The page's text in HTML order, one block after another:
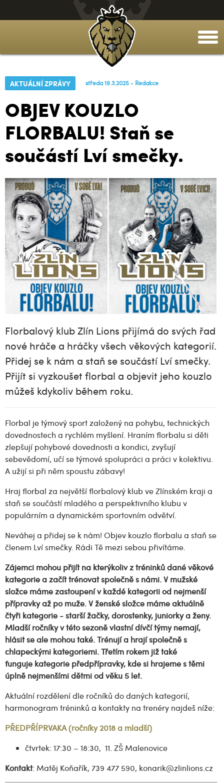
AKTUÁLNÍ ZPRÁVY středa 19.3.2025 - Redakce
OBJEV KOUZLO
FLORBALU! Staň se
součástí Lví smečky.
Florbalový klub Zlín Lions přijímá do svých řad
nové hráče a hráčky všech věkových kategorií.
Přidej se k nám a staň se součástí Lví smečky.
Přijít si vyzkoušet florbal a objevit jeho kouzlo
můžeš kdykoliv během roku.
Florbal je týmový sport založený na pohybu, technických
dovednostech a rychlém myšlení. Hraním florbalu si děti
zlepšují pohybové dovednosti a kondici, zvyšují
sebevědomí, učí se týmové spolupráci a práci v kolektivu.
A užijí si při něm spoustu zábavy!
Hraj florbal za největší florbalový klub ve Zlínském kraji a
staň se součástí mladého a perspektivního klubu v
populárním a dynamickém sportovním odvětví.
Neváhej a přidej se k nám! Objev kouzlo florbalu a staň se
členem Lví smečky. Rádi Tě mezi sebou přivítáme.
Zájemci mohou přijít na kterýkoliv z tréninků dané věkové
kategorie a začít trénovat společně s námi. V mužské
složce máme zastoupení v každé kategorii od nejmenší
přípravky až po muže. V ženské složce máme aktuálně
čtyři kategorie - starší žačky, dorostenky, juniorky a ženy.
Mladší ročníky v této sezoně vlastní dívčí týmy nemají,
hlásit se ale mohou také. Trénují a hrají společně s
chlapeckými kategoriemi. Třetím rokem již také
funguje kategorie předpřípravky, kde si hrajeme s těmi
úplně nejmenšími dětmi od věku 5 let.
Aktuální rozdělení dle ročníků do daných kategorií,
harmonogram tréninků a kontakty na trenéry najdeš níže:
PŘEDPŘÍPRVAKA (ročníky 2018 a mladší)
čtvrtek: 17:30 – 18:30, 11. ZŠ Malenovice
Kontakt: Matěj Koňařík, 739 477 590, konarik@zlinlions.cz